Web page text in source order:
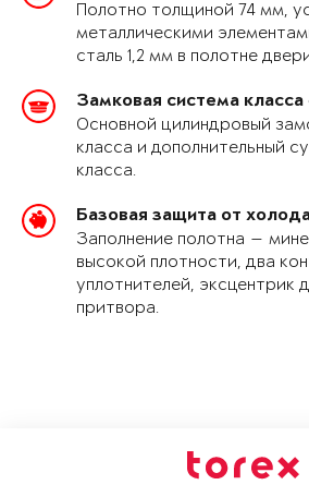
Полотно толщиной 74 мм,
металлическими
сталь 1,2 мм в полотне
Замковая система класса
Основной цилиндровый
класса и дополнительный
класса.
Базовая защита от
Заполнение полотна —
высокой плотности, два
уплотнителей, эксцентрик
притвора.